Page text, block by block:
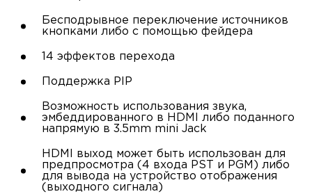
Бесподрывное переключение источников
кнопками либо с помощью фейдера
14 эффектов перехода
Поддержка PIP
Возможность использования звука,
эмбеддированного в HDMI либо поданного
напрямую в 3.5mm mini Jack
HDMI выход может быть использован для
предпросмотра (4 входа PST и PGM) либо
для вывода на устройство отображения
(выходного сигнала)